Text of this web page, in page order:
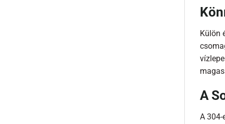
Külön
A
A